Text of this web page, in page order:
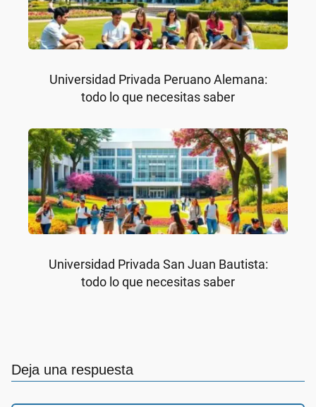
Universidad Privada Peruano Alemana:
todo lo que necesitas saber
Universidad Privada San Juan Bautista:
todo lo que necesitas saber
Deja una respuesta